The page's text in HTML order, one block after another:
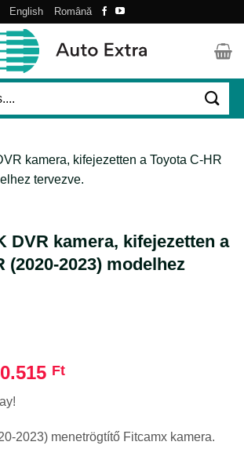
English Română
DVR kamera, kifejezetten a
(2020-2023) modelhez
Ft.
FtCurrent
50.515 Ft.
2023) menetrögtítő Fitcamx kamera.